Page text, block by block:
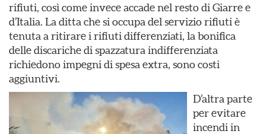
rifiuti, così come invece accade nel resto di Giarre e
d’Italia. La ditta che si occupa del servizio rifiuti è
tenuta a ritirare i rifiuti differenziati, la bonifica
delle discariche di spazzatura indifferenziata
richiedono impegni di spesa extra, sono costi
aggiuntivi.
D’altra parte
per evitare
incendi in